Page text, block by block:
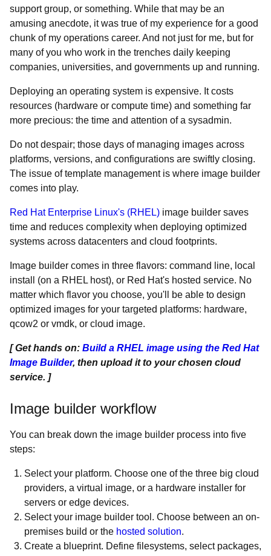
support group, or something. While that may be an
amusing anecdote, it was true of my experience for a good
chunk of my operations career. And not just for me, but for
many of you who work in the trenches daily keeping
companies, universities, and governments up and running.
Deploying an operating system is expensive. It costs
resources (hardware or compute time) and something far
more precious: the time and attention of a sysadmin.
Do not despair; those days of managing images across
platforms, versions, and configurations are swiftly closing.
The issue of template management is where image builder
comes into play.
Red Hat Enterprise Linux's (RHEL) image builder saves
time and reduces complexity when deploying optimized
systems across datacenters and cloud footprints.
Image builder comes in three flavors: command line, local
install (on a RHEL host), or Red Hat's hosted service. No
matter which flavor you choose, you'll be able to design
optimized images for your targeted platforms: hardware,
qcow2 or vmdk, or cloud image.
[ Get hands on: Build a RHEL image using the Red Hat
Image Builder, then upload it to your chosen cloud
service. ]
Image builder workflow
You can break down the image builder process into five
steps:
Select your platform. Choose one of the three big cloud
providers, a virtual image, or a hardware installer for
servers or edge devices.
Select your image builder tool. Choose between an on-
premises build or the hosted solution.
Create a blueprint. Define filesystems, select packages,